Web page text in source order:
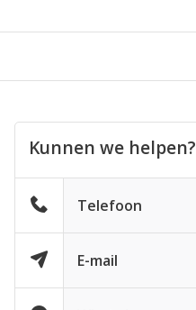
Kunnen we helpen?
Telefoon
E-mail